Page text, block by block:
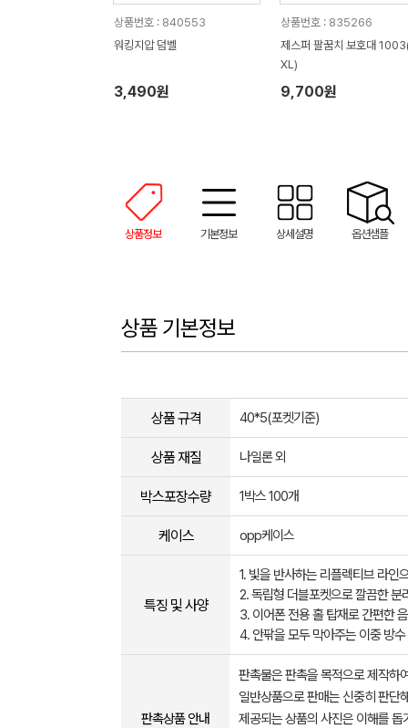
상품번호 : 840553
워킹지압 덤벨
3,490원
상품번호 : 835266
제스퍼 팔꿈치 보호대
XL)
9,700원
상품정보 기본정보 상세설명 옵션샘플
상품 기본정보
상품 규격 40*5(포켓기준)
상품 재질 나일론 외
박스포장수량 1박스 100개
케이스 opp케이스
특징 및 사양
1. 빛을 반사하는 리플렉티브 라인
2. 독립형 더블포켓으로 깔끔한 분
3. 이어폰 전용 홀 탑재로 간편한
4. 안팎을 모두 막아주는 이중 방
판촉상품 안내
판촉물은 판촉을 목적으로 제작하
일반상품으로 판매는 신중히 판단
제공되는 상품의 사진은 이해를